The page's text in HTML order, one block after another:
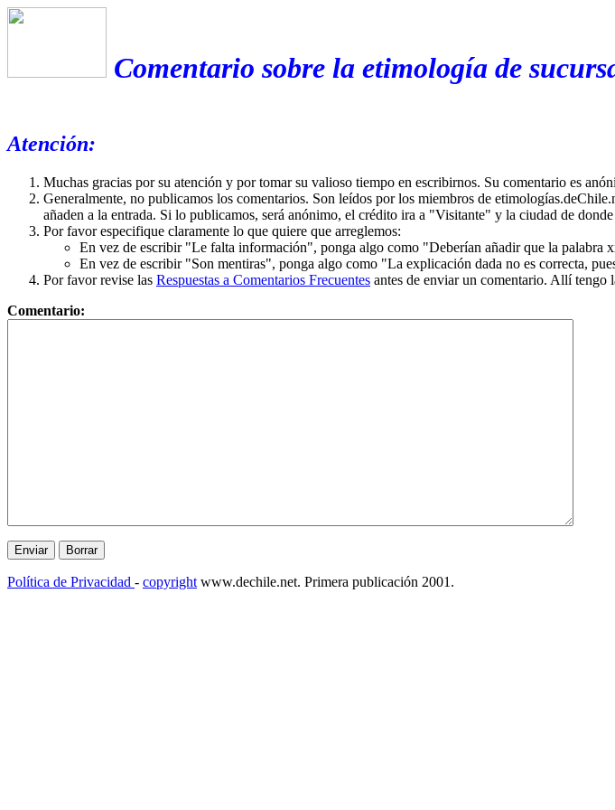
Comentario sobre la etimología de
Atención:
Muchas gracias por su atención y por tomar su valioso tiempo en escribirnos. Su comentario es
Generalmente, no publicamos los comentarios. Son leídos por los miembros de
añaden a la entrada. Si lo publicamos, será anónimo, el crédito ira a "Visitante" y la ciudad de
Por favor especifique claramente lo que quiere que arreglemos:
En vez de escribir "Le falta información", ponga algo como "Deberían añadir que la palabra
En vez de escribir "Son mentiras", ponga algo como "La explicación dada no es correcta,
Por favor revise las Respuestas a Comentarios Frecuentes antes de enviar un comentario. Allí tengo
Comentario:
Política de Privacidad - copyright www.dechile.net. Primera publicación 2001.